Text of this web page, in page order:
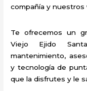
compañía y nuestros
Te ofrecemos un
Viejo Ejido
mantenimiento,
y tecnología de
que la disfrutes y le